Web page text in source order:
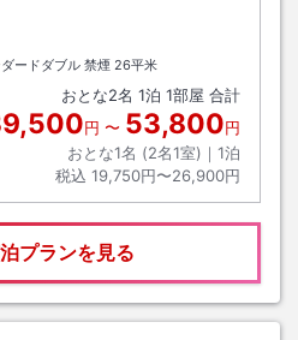
ードダブル 禁煙 26平米
おとな2名 1泊 1部屋 合計
円 〜 53,800円
おとな1名 (2名1室)｜ 1泊
税込 19,750円〜26,900円
プランを見る